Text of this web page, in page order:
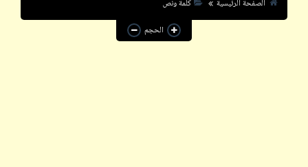
سؤال
الصفحة الرئيسية
كلمة ونص
الحجم